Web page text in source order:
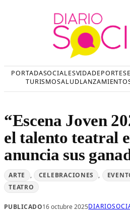
PORTADASOCIALESVIDADEPORTES
TURISMOSALUD
“Escena Joven
el talento teatral
anuncia sus
ARTE , CELEBRACIONES ,
TEATRO
PUBLICADO16 octubre 2025